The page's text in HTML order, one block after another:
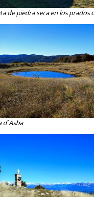
de piedra seca en los prados
d`Asba